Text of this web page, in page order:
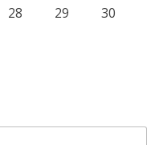
28 29
30